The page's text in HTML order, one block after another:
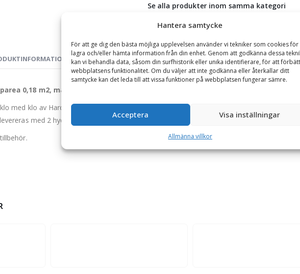
Hantera samtycke
För att ge dig den bästa möjliga upplevelsen använder vi tekniker som cookies
lagra och/eller hämta information från din enhet. Genom att godkänna dessa
kan vi behandla data, såsom din surfhistorik eller unika identifierare, för att
webbplatsens funktionalitet. Om du väljer att inte godkänna eller återkallar ditt
samtycke kan det leda till att vissa funktioner på webbplatsen fungerar sämre.
Acceptera Visa inställningar
Allmänna villkor
Se alla produkter inom samma kategori
GARANTI TILLBEHÖR
0,18 m2, max lyftförmåga 900 kg, vikt 68 kg
med klo av Hardox-stål och godset (kroppen) i 365-stål. Samtliga leder är utrustade
med 2 hydraulslangar.